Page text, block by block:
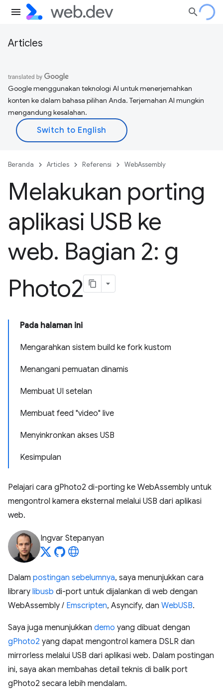
Articles
Google menggunakan teknologi AI untuk menerjemahkan
konten ke dalam bahasa pilihan Anda. Terjemahan AI mungkin
mengandung kesalahan.
Beranda Articles Referensi WebAssembly
Melakukan porting
aplikasi USB ke
web. Bagian 2: g
Photo2
Pada halaman ini
Mengarahkan sistem build ke fork kustom
Menangani pemuatan dinamis
Membuat UI setelan
Membuat feed "video" live
Menyinkronkan akses USB
Kesimpulan
Pelajari cara gPhoto2 di-porting ke WebAssembly untuk
mengontrol kamera eksternal melalui USB dari aplikasi
web.
Ingvar Stepanyan
Dalam postingan sebelumnya, saya menunjukkan cara
library libusb di-port untuk dijalankan di web dengan
WebAssembly / Emscripten, Asyncify, dan WebUSB.
Saya juga menunjukkan demo yang dibuat dengan
gPhoto2 yang dapat mengontrol kamera DSLR dan
mirrorless melalui USB dari aplikasi web. Dalam postingan
ini, saya akan membahas detail teknis di balik port
gPhoto2 secara lebih mendalam.